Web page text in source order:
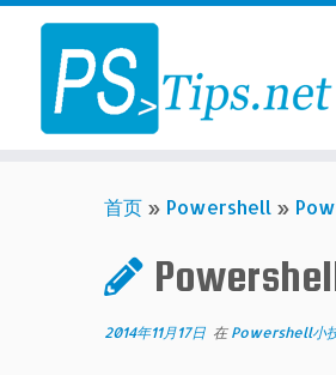
Skip
content
首页 » Powershell »
2014年11月17日 在 Powershell小